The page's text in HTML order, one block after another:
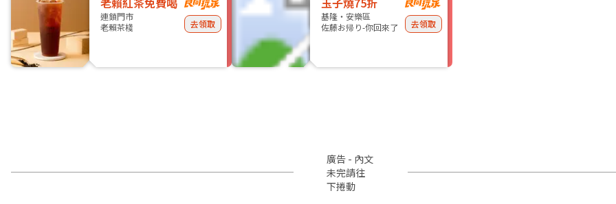
連鎖門市
老賴茶棧
去領取
基隆・安樂區
佐藤お帰り-你回來了
去領取
廣告 - 內文
未完請往
下捲動